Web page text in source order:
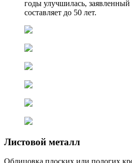
годы улучшилась,
составляет до 50 лет.
Листовой металл